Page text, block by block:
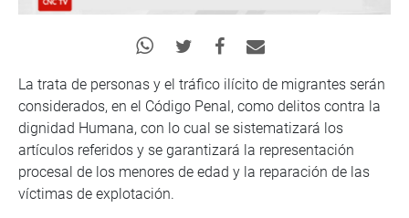
La trata de personas y el tráfico ilícito de migrantes serán
considerados, en el Código Penal, como delitos contra la
dignidad Humana, con lo cual se sistematizará los
artículos referidos y se garantizará la representación
procesal de los menores de edad y la reparación de las
víctimas de explotación.